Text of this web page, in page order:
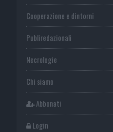
Cooperazione e dintorni
Publiredazionali
Necrologie
Chi siamo
Abbonati
Login